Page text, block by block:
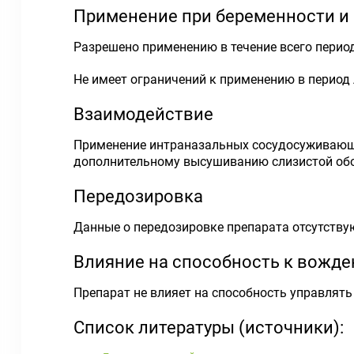
Применение при беременности
Разрешено применению в течение всего
Не имеет ограничений к применению в период
Взаимодействие
Применение интраназальных
дополнительному высушиванию слизистой
Передозировка
Данные о передозировке препарата
Влияние на способность к
Препарат не влияет на способность
Список литературы (источники):